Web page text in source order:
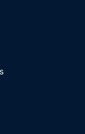
con la
06:30 a 10:00
un servicio de
hotel tienes a